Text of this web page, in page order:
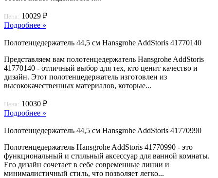
Цена: 10029 ₽
Подробнее »
Полотенцедержатель 44,5 см Hansgrohe AddStoris 41770140
Представляем вам полотенцедержатель Hansgrohe AddStoris
41770140 - отличный выбор для тех, кто ценит качество и
дизайн. Этот полотенцедержатель изготовлен из
высококачественных материалов, которые...
Цена: 10030 ₽
Подробнее »
Полотенцедержатель 44,5 см Hansgrohe AddStoris 41770990
Полотенцедержатель Hansgrohe AddStoris 41770990 - это
функциональный и стильный аксессуар для ванной комнаты.
Его дизайн сочетает в себе современные линии и
минималистичный стиль, что позволяет легко...